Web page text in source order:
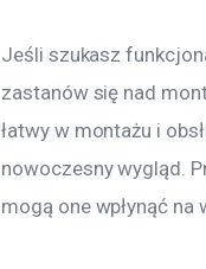
Jeśli szukasz
zastanów się nad
łatwy w montażu i
nowoczesny wygląd.
mogą one wpłynąć